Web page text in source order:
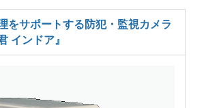
をサポートする防犯・監視カメラ
インドア』